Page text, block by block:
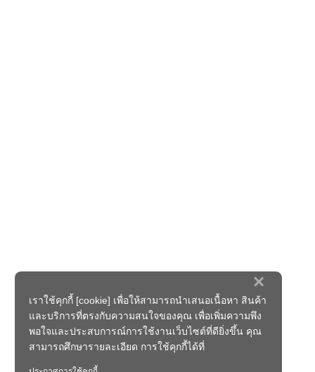
×
เราใช้คุกกี้ [cookie] เพื่อให้สามารถนำเสนอเนื้อหา สินค้า
และบริการที่ตรงกับความสนใจของคุณ เพื่อเพิ่มความพึง
พอใจและประสบการณ์การใช้งานเว็บไซต์ที่ดียิ่งขึ้น คุณ
สามารถศึกษารายละเอียด การใช้คุกกี้ได้ที่